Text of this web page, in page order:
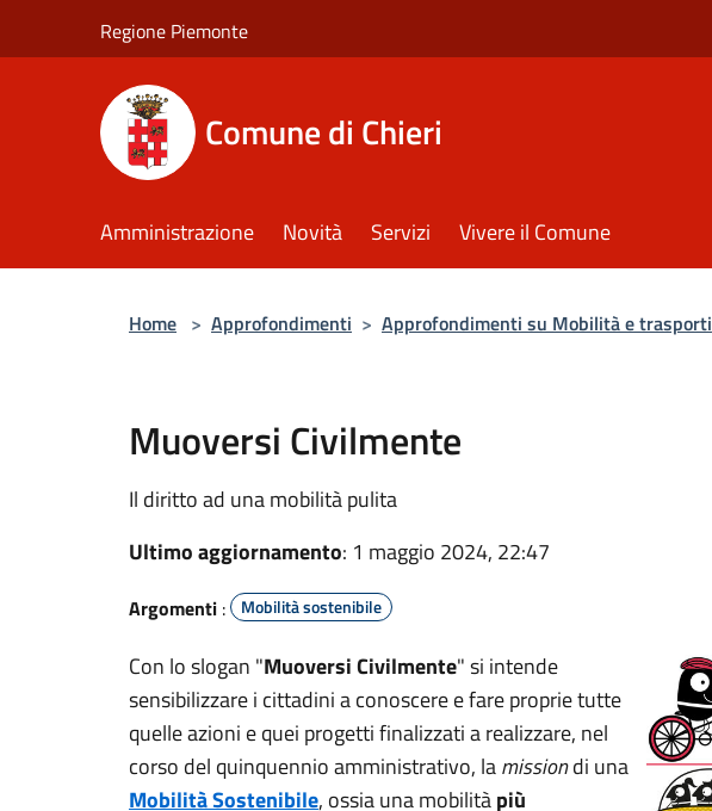
Regione Piemonte
Comune di Chieri
Amministrazione Novità Servizi Vivere il Comune
Home > Approfondimenti > Approfondimenti su Mobilità e trasporti
Muoversi Civilmente
Il diritto ad una mobilità pulita
Ultimo aggiornamento: 1 maggio 2024, 22:47
Argomenti : Mobilità sostenibile
Con lo slogan "Muoversi Civilmente" si intende
sensibilizzare i cittadini a conoscere e fare proprie tutte
quelle azioni e quei progetti finalizzati a realizzare, nel
corso del quinquennio amministrativo, lamissiondi una
Mobilità Sostenibile, ossia una mobilitàpiù